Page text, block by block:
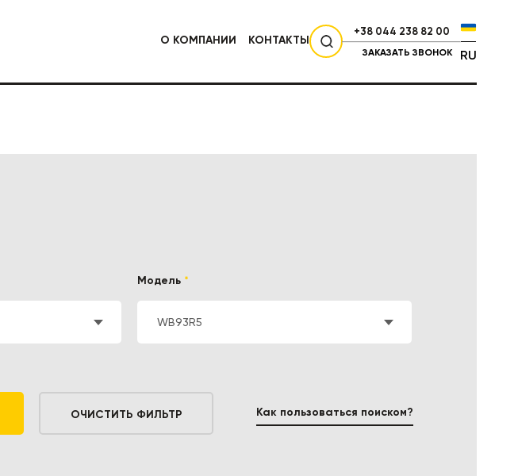
СТРОИТЕЛЬНАЯ СПЕЦТЕХНИКА
О КОМПАНИИ КОНТАКТЫ
+38 044 238 82 00
ЗАКАЗАТЬ ЗВОНОК RU
Модель *
WB93R5
ОЧИСТИТЬ ФИЛЬТР Как пользоваться поиском?